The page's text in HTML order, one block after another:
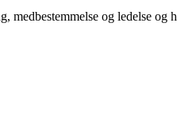
og ledelse og